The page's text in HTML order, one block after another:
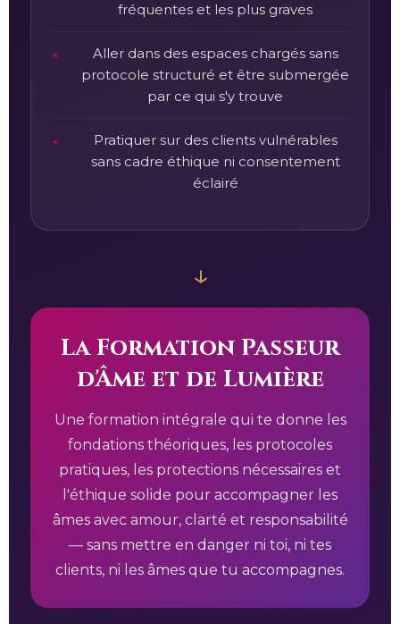
fréquentes et les plus graves
Aller dans des espaces chargés sans
protocole structuré et être submergée
par ce qui s'y trouve
Pratiquer sur des clients vulnérables
sans cadre éthique ni consentement
éclairé
↓
La Formation Passeur
d'Âme et de Lumière
Une formation intégrale qui te donne les
fondations théoriques, les protocoles
pratiques, les protections nécessaires et
l'éthique solide pour accompagner les
âmes avec amour, clarté et responsabilité
— sans mettre en danger ni toi, ni tes
clients, ni les âmes que tu accompagnes.